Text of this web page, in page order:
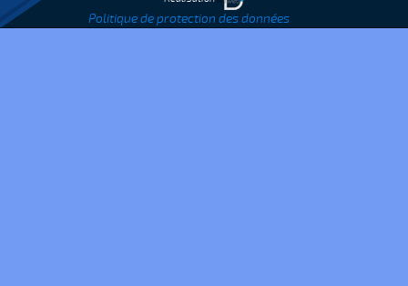
Politique de protection des données